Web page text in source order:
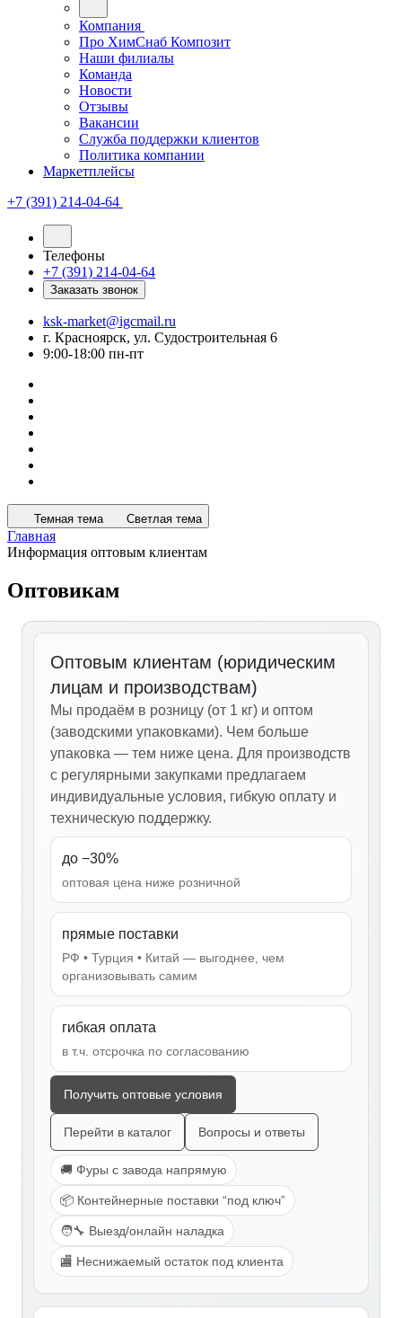
Компания
Про ХимСнаб Композит
Наши филиалы
Команда
Новости
Отзывы
Вакансии
Служба поддержки клиентов
Политика компании
Маркетплейсы
+7 (391) 214-04-64
Телефоны
+7 (391) 214-04-64
Заказать звонок
ksk-market@igcmail.ru
г. Красноярск, ул. Судостроительная 6
9:00-18:00 пн-пт
Темная тема Светлая тема
Главная
Информация оптовым клиентам
Оптовикам
Оптовым клиентам (юридическим
лицам и производствам)
Мы продаём в розницу (от 1 кг) и оптом
(заводскими упаковками). Чем больше
упаковка — тем ниже цена. Для производств
с регулярными закупками предлагаем
индивидуальные условия, гибкую оплату и
техническую поддержку.
до −30%
оптовая цена ниже розничной
прямые поставки
РФ • Турция • Китай — выгоднее, чем
организовывать самим
гибкая оплата
в т.ч. отсрочка по согласованию
Получить оптовые условия
Перейти в каталог Вопросы и ответы
🚚 Фуры с завода напрямую
📦 Контейнерные поставки “под ключ”
🧑‍🔧 Выезд/онлайн наладка
🏬 Неснижаемый остаток под клиента